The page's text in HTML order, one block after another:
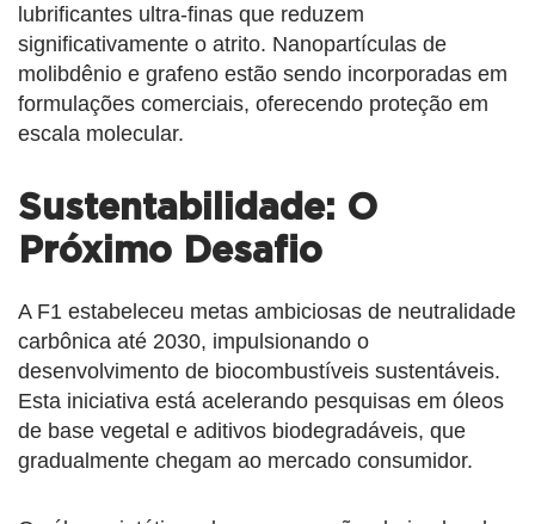
lubrificantes ultra-finas que reduzem
significativamente o atrito. Nanopartículas de
molibdênio e grafeno estão sendo incorporadas em
formulações comerciais, oferecendo proteção em
escala molecular.
Sustentabilidade: O
Próximo Desafio
A F1 estabeleceu metas ambiciosas de neutralidade
carbônica até 2030, impulsionando o
desenvolvimento de biocombustíveis sustentáveis.
Esta iniciativa está acelerando pesquisas em óleos
de base vegetal e aditivos biodegradáveis, que
gradualmente chegam ao mercado consumidor.